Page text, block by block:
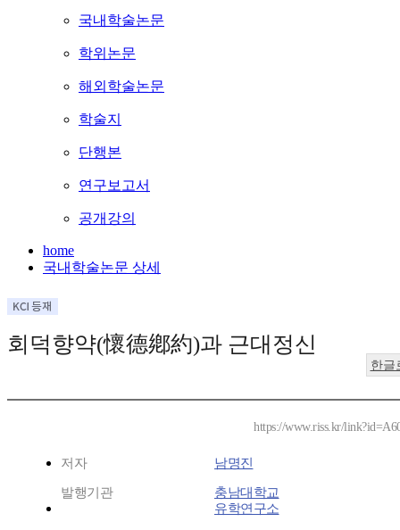
국내학술논문
학위논문
해외학술논문
학술지
단행본
연구보고서
공개강의
home
국내학술논문 상세
회덕향약(懷德鄕約)과 근대정신
한글
https://www.riss.kr/
저자 남명진
발행기관
충남대학교
유학연구소